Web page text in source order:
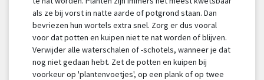
als ze bij vorst in natte aarde of potgrond staan. Dan
bevriezen hun wortels extra snel. Zorg er dus vooral
voor dat potten en kuipen niet te nat worden of blijven.
Verwijder alle waterschalen of -schotels, wanneer je dat
nog niet gedaan hebt. Zet de potten en kuipen bij
voorkeur op 'plantenvoetjes', op een plank of op twee